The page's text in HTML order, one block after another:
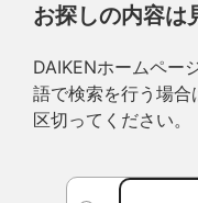
お探しの内容は
DAIKENホームペー
語で検索を行う場
区切ってください。